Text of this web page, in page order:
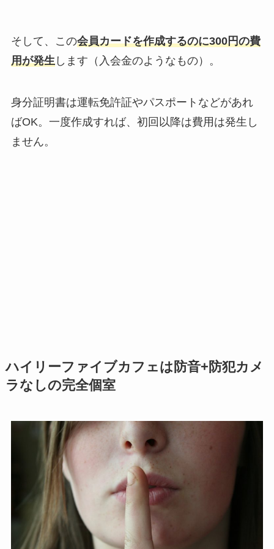
そして、この会員カードを作成するのに300円の費
用が発生します（入会金のようなもの）。
身分証明書は運転免許証やパスポートなどがあれ
ばOK。一度作成すれば、初回以降は費用は発生し
ません。
ハイリーファイブカフェは防音+防犯カメ
ラなしの完全個室